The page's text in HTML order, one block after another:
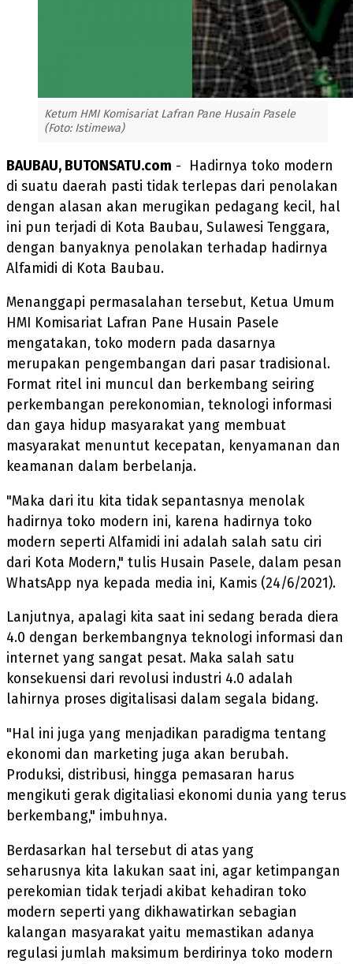
Ketum HMI Komisariat Lafran Pane Husain Pasele
(Foto: Istimewa)
BAUBAU, BUTONSATU.com - Hadirnya toko modern
di suatu daerah pasti tidak terlepas dari penolakan
dengan alasan akan merugikan pedagang kecil, hal
ini pun terjadi di Kota Baubau, Sulawesi Tenggara,
dengan banyaknya penolakan terhadap hadirnya
Alfamidi di Kota Baubau.
Menanggapi permasalahan tersebut, Ketua Umum
HMI Komisariat Lafran Pane Husain Pasele
mengatakan, toko modern pada dasarnya
merupakan pengembangan dari pasar tradisional.
Format ritel ini muncul dan berkembang seiring
perkembangan perekonomian, teknologi informasi
dan gaya hidup masyarakat yang membuat
masyarakat menuntut kecepatan, kenyamanan dan
keamanan dalam berbelanja.
"Maka dari itu kita tidak sepantasnya menolak
hadirnya toko modern ini, karena hadirnya toko
modern seperti Alfamidi ini adalah salah satu ciri
dari Kota Modern," tulis Husain Pasele, dalam pesan
WhatsApp nya kepada media ini, Kamis (24/6/2021).
Lanjutnya, apalagi kita saat ini sedang berada diera
4.0 dengan berkembangnya teknologi informasi dan
internet yang sangat pesat. Maka salah satu
konsekuensi dari revolusi industri 4.0 adalah
lahirnya proses digitalisasi dalam segala bidang.
"Hal ini juga yang menjadikan paradigma tentang
ekonomi dan marketing juga akan berubah.
Produksi, distribusi, hingga pemasaran harus
mengikuti gerak digitaliasi ekonomi dunia yang terus
berkembang," imbuhnya.
Berdasarkan hal tersebut di atas yang
seharusnya kita lakukan saat ini, agar ketimpangan
perekomian tidak terjadi akibat kehadiran toko
modern seperti yang dikhawatirkan sebagian
kalangan masyarakat yaitu memastikan adanya
regulasi jumlah maksimum berdirinya toko modern